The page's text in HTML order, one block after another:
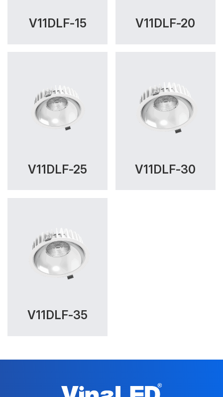
V11DLF-15 V11DLF-20
V11DLF-25 V11DLF-30
V11DLF-35